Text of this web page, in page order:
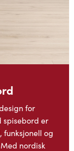
for
spisebord er
funksjonell og
nordisk